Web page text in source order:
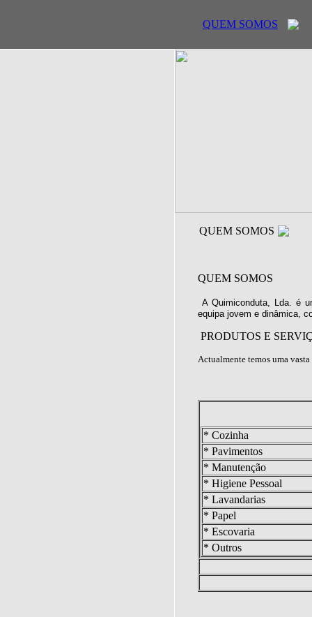
QUEM SOMOS
QUEM SOMOS
QUEM SOMOS
A Quimiconduta, Lda. é
equipa jovem e dinâmica,
PRODUTOS E
Actualmente temos uma
* Cozinha
* Pavimentos
* Manutenção
* Higiene Pessoal
* Lavandarias
* Papel
* Escovaria
* Outros